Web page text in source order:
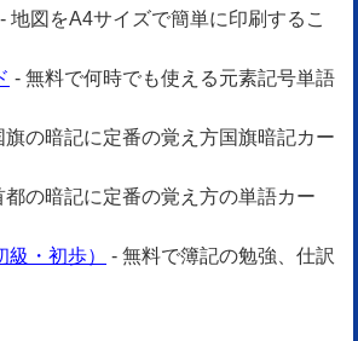
- 地図をA4サイズで簡単に印刷するこ
- 無料で何時でも使える元素記号単語
旗の暗記に定番の覚え方国旗暗記カー
都の暗記に定番の覚え方の単語カー
・初歩）
- 無料で簿記の勉強、仕訳